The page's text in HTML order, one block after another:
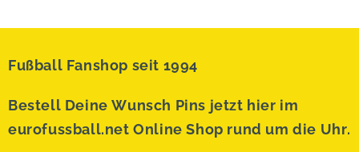
Fußball Fanshop seit 1994
Bestell Deine Wunsch Pins jetzt hier im
eurofussball.net Online Shop rund um die Uhr.